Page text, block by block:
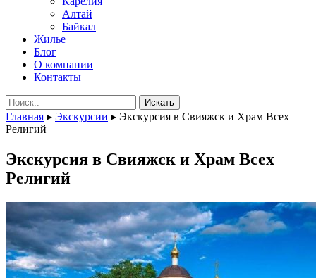
Алтай
Байкал
Жилье
Блог
О компании
Контакты
Поиск:
Главная ▸ Экскурсии ▸ Экскурсия в Свияжск и Храм Всех
Религий
Экскурсия в Свияжск и Храм Всех
Религий